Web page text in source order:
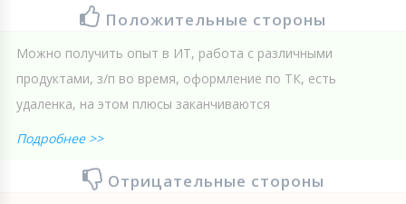
Положительные стороны
Можно получить опыт в ИТ, работа с различными
продуктами, з/п во время, оформление по ТК, есть
удаленка, на этом плюсы заканчиваются
Подробнее >>
Отрицательные стороны